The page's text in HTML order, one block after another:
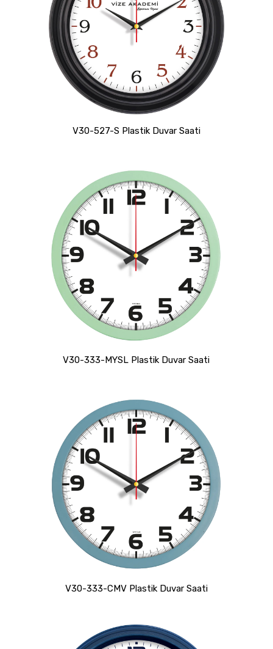
V30-527-S Plastik Duvar Saati
V30-333-MYSL Plastik Duvar Saati
V30-333-CMV Plastik Duvar Saati